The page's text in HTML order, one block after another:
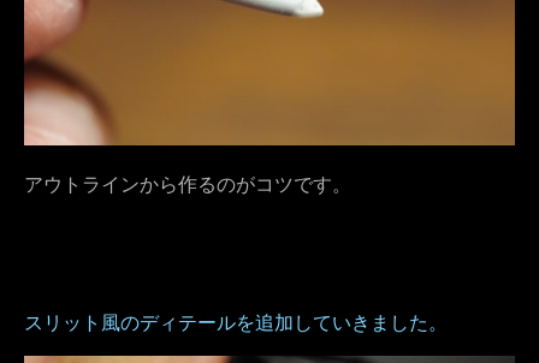
アウトラインから作るのがコツです。
スリット風のディテールを追加していきました。